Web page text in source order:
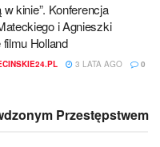
kinie”. Konferencja
i Agnieszki
Holland
3 LATA AGO 0
Przestępstwem